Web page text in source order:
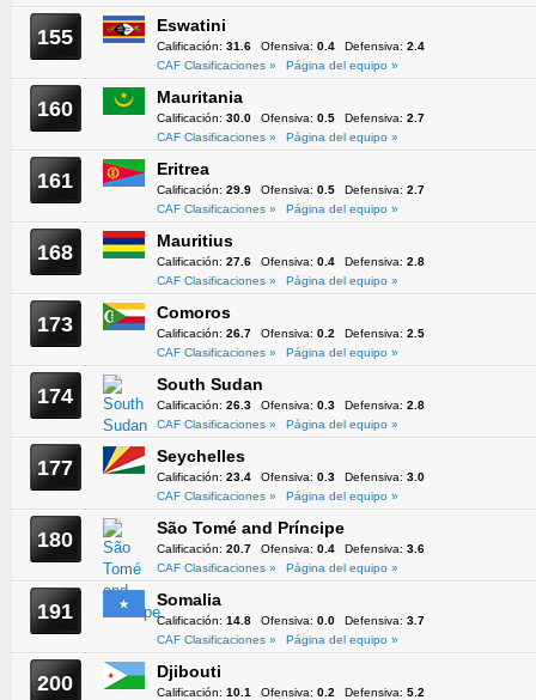
155 Eswatini
Calificación: 31.6 Ofensiva: 0.4 Defensiva: 2.4
CAF Clasificaciones »
Página del equipo »
160 Mauritania
Calificación: 30.0 Ofensiva: 0.5 Defensiva: 2.7
CAF Clasificaciones »
Página del equipo »
161 Eritrea
Calificación: 29.9 Ofensiva: 0.5 Defensiva: 2.7
CAF Clasificaciones »
Página del equipo »
168 Mauritius
Calificación: 27.6 Ofensiva: 0.4 Defensiva: 2.8
CAF Clasificaciones »
Página del equipo »
173 Comoros
Calificación: 26.7 Ofensiva: 0.2 Defensiva: 2.5
CAF Clasificaciones »
Página del equipo »
174 South Sudan
Calificación: 26.3 Ofensiva: 0.3 Defensiva: 2.8
CAF Clasificaciones »
Página del equipo »
177 Seychelles
Calificación: 23.4 Ofensiva: 0.3 Defensiva: 3.0
CAF Clasificaciones »
Página del equipo »
180 São Tomé and Príncipe
Calificación: 20.7 Ofensiva: 0.4 Defensiva: 3.6
CAF Clasificaciones »
Página del equipo »
191 Somalia
Calificación: 14.8 Ofensiva: 0.0 Defensiva: 3.7
CAF Clasificaciones »
Página del equipo »
200 Djibouti
Calificación: 10.1 Ofensiva: 0.2 Defensiva: 5.2